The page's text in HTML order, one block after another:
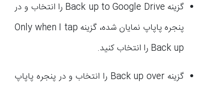
گزینه Back up to Google Drive را انتخاب و در
پنجره پاپاپ نمایان شده، گزینه Only when I tap
Back up را انتخاب کنید.
گزینه Back up over را انتخاب و در پنجره پاپاپ